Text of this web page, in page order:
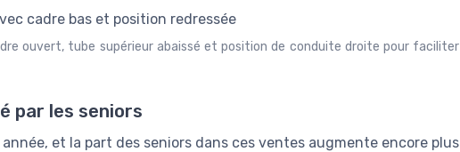
ouvert, tube supérieur abaissé et position de conduite droite pour faciliter
par les seniors
et la part des seniors dans ces ventes augmente encore plus